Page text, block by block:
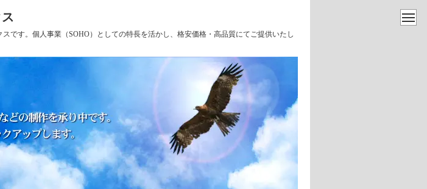
です。個人事業（SOHO）としての特長を活かし、格安価格・高品質にてご提供いたし